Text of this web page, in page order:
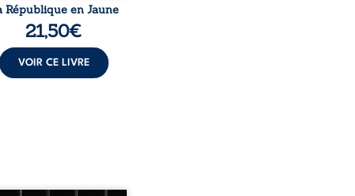
République en Jaune
21,50€
VOIR CE LIVRE